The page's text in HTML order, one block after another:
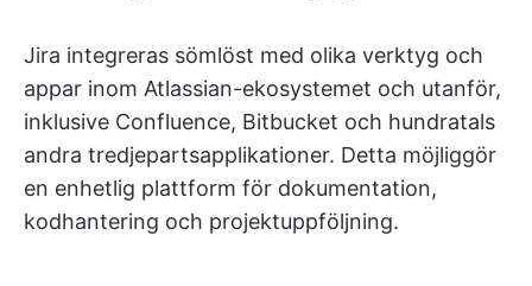
Jira integreras sömlöst med olika verktyg och
appar inom Atlassian-ekosystemet och utanför,
inklusive Confluence, Bitbucket och hundratals
andra tredjepartsapplikationer. Detta möjliggör
en enhetlig plattform för dokumentation,
kodhantering och projektuppföljning.